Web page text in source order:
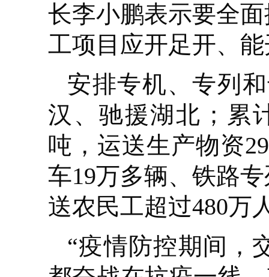
长李小鹏表示要全
工项目应开足开、
安排专机、专列
汉、驰援湖北；累
吨，运送生产物资
车19万多辆、铁路
送农民工超过480
“疫情防控期间，